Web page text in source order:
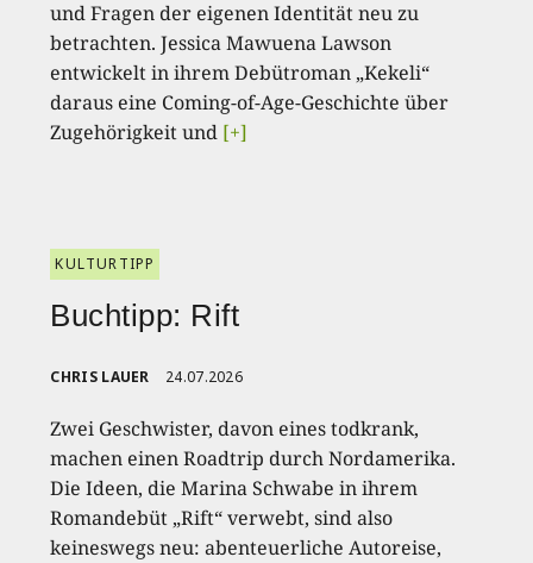
und Fragen der eigenen Identität neu zu
betrachten. Jessica Mawuena Lawson
entwickelt in ihrem Debütroman „Kekeli“
daraus eine Coming-of-Age-Geschichte über
Zugehörigkeit und [+]
KULTURTIPP
Buchtipp: Rift
CHRIS LAUER 24.07.2026
Zwei Geschwister, davon eines todkrank,
machen einen Roadtrip durch Nordamerika.
Die Ideen, die Marina Schwabe in ihrem
Romandebüt „Rift“ verwebt, sind also
keineswegs neu: abenteuerliche Autoreise,